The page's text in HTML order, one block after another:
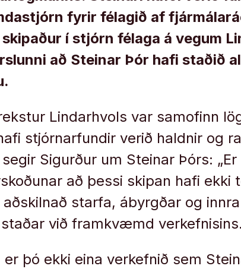
fyrir félagið af
í stjórn félaga á vegum
að Steinar Þór hafi staðið
Lindarhvols var samofinn
stjórnarfundir verið haldnir og
Sigurður um Steinar Þórs:
að þessi skipan hafi
starfa, ábyrgðar og
við framkvæmd
er þó ekki eina verkefnið sem